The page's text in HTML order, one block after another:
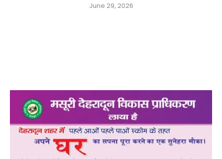
June 29, 2026